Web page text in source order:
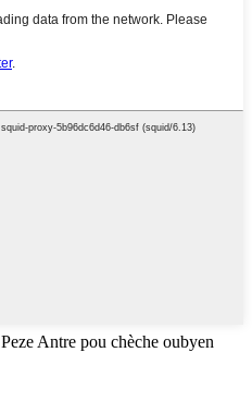
Peze Antre pou chèche oubyen